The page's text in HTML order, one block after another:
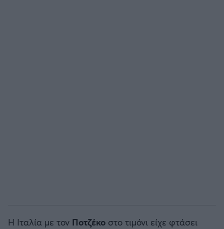
Η Ιταλία με τον Ποτζέκο στο τιμόνι είχε φτάσει